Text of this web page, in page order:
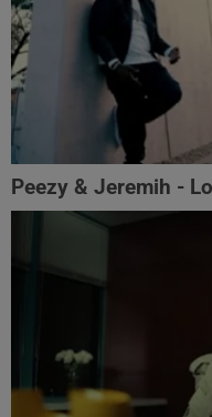
Peezy & Jeremih -